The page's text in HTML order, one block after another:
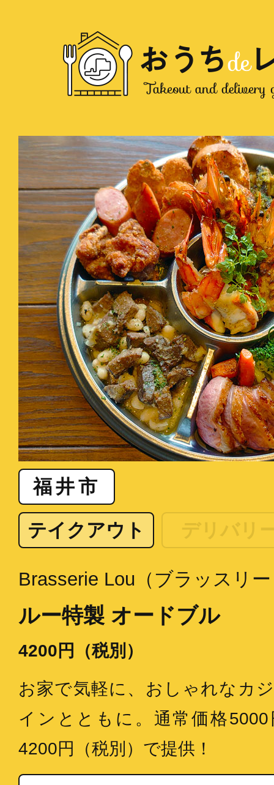
福井市
テイクアウト デリバリ
Brasserie Lou（ブラッスリ
ルー特製 オードブル
4200円（税別）
お家で気軽に、おしゃれなカ
インとともに。通常価格
4200円（税別）で提供！